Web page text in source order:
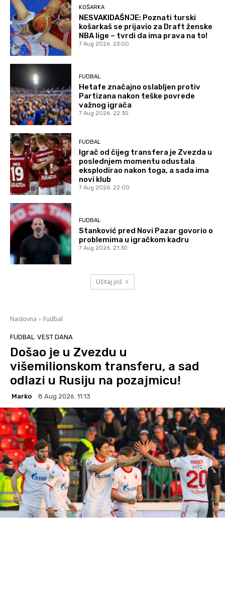
KOŠARKA
NESVAKIDAŠNJE: Poznati turski
košarkaš se prijavio za Draft ženske
NBA lige – tvrdi da ima prava na to!
7 Aug 2026. 23:00
FUDBAL
Hetafe značajno oslabljen protiv
Partizana nakon teške povrede
važnog igrača
7 Aug 2026. 22:30
FUDBAL
Igrač od čijeg transfera je Zvezda u
poslednjem momentu odustala
eksplodirao nakon toga, a sada ima
novi klub
7 Aug 2026. 22:00
FUDBAL
Stanković pred Novi Pazar govorio o
problemima u igračkom kadru
7 Aug 2026. 21:30
Učitaj još